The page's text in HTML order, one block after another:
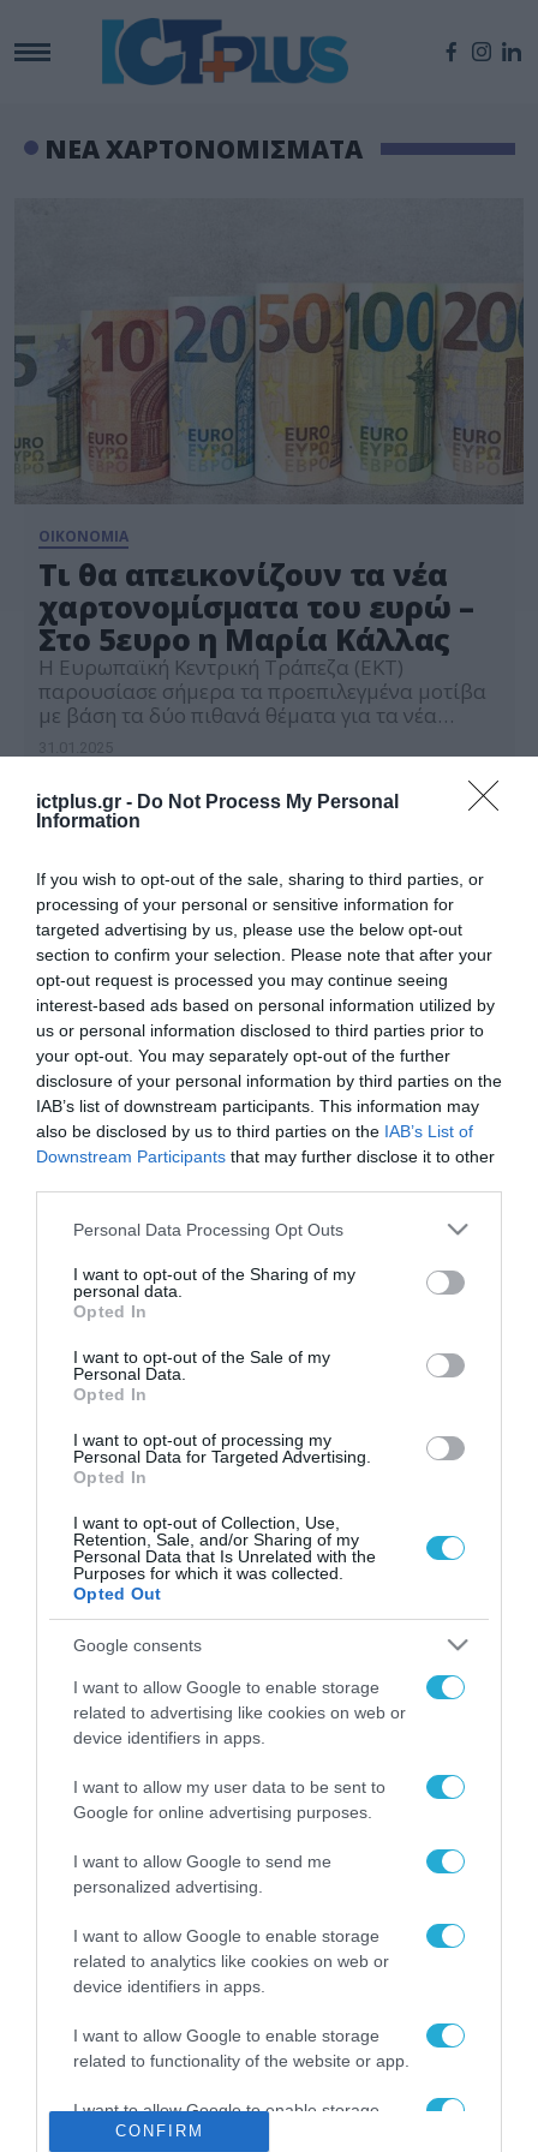
ictplus.gr - Do Not Process My Personal
Information
If you wish to opt-out of the sale, sharing to third parties, or
processing of your personal or sensitive information for
targeted advertising by us, please use the below opt-out
section to confirm your selection. Please note that after your
opt-out request is processed you may continue seeing
interest-based ads based on personal information utilized by
us or personal information disclosed to third parties prior to
your opt-out. You may separately opt-out of the further
disclosure of your personal information by third parties on the
IAB’s list of downstream participants. This information may
also be disclosed by us to third parties on the IAB’s List of
Downstream Participants that may further disclose it to other
Please note that this website/app uses one or more Google
not limited to your visit or usage behaviour. You may click to
grant or deny consent to Google and its third-party tags to
use your data for below specified purposes in below Google
consent section.
Personal Data Processing Opt Outs
I want to opt-out of the Sharing of my
personal data.
Opted In
I want to opt-out of the Sale of my
Personal Data.
Opted In
I want to opt-out of processing my
Personal Data for Targeted Advertising.
Opted In
I want to opt-out of Collection, Use,
Retention, Sale, and/or Sharing of my
Personal Data that Is Unrelated with the
Purposes for which it was collected.
Opted Out
Google consents
I want to allow Google to enable storage
related to advertising like cookies on web or
device identifiers in apps.
I want to allow my user data to be sent to
Google for online advertising purposes.
I want to allow Google to send me
personalized advertising.
I want to allow Google to enable storage
related to analytics like cookies on web or
device identifiers in apps.
I want to allow Google to enable storage
related to functionality of the website or app.
I want to allow Google to enable storage
related to personalization.
CONFIRM
ΝΕΑ ΧΑΡΤΟΝΟΜΙΣΜΑΤΑ
ΟΙΚΟΝΟΜΙΑ
Τι θα απεικονίζουν τα νέα
χαρτονομίσματα του ευρώ –
Στο 5ευρο η Μαρία Κάλλας
Η Ευρωπαϊκή Κεντρική Τράπεζα (ΕΚΤ)
παρουσίασε σήμερα τα προεπιλεγμένα μοτίβα
με βάση τα δύο πιθανά θέματα για τα νέα
αποφάσεις για τη μορφή που θα έχουν τα νέα
τραπεζογραμμάτια του ευρώ θα ληφθούν το
2026, ενώ η κυκλοφορία τους θα
πραγματοποιηθεί μερικά χρόνια μετά. Όπως
ΡΟΗ ΕΙΔΗΣΕΩΝ
Το χρηματοδοτούμενο
από την ΕΕ έργο “The
Gaming Police”
ενισχύει την ασφάλεια
των παιδιών στο
31.07.2026
ΑΑΔΕ: Διευκρινίσεις
για τα πρόστιμα σε
παραβάσεις που
31.07.2026
Τεχνητή Νοημοσύνη
δεν είναι απλώς μια
νέα τεχνολογία, είναι
επανάσταση»
31.07.2026
Νέος οδηγός του ΕΚΤ
για τη χρηματοδότηση
των ελληνικών
επιχειρήσεων στον
χώρο της άμυνας